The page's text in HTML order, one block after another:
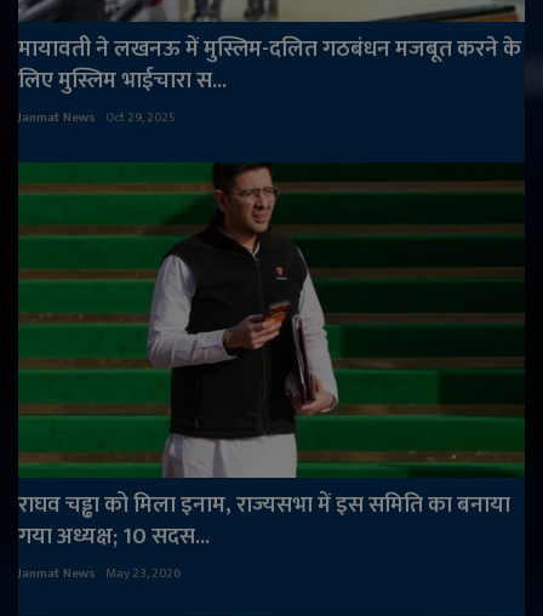
मायावती ने लखनऊ में मुस्लिम-दलित गठबंधन मजबूत करने के
लिए मुस्लिम भाईचारा स...
Janmat News Oct 29, 2025
राघव चड्ढा को मिला इनाम, राज्यसभा में इस समिति का बनाया
गया अध्यक्ष; 10 सदस...
Janmat News May 23, 2026